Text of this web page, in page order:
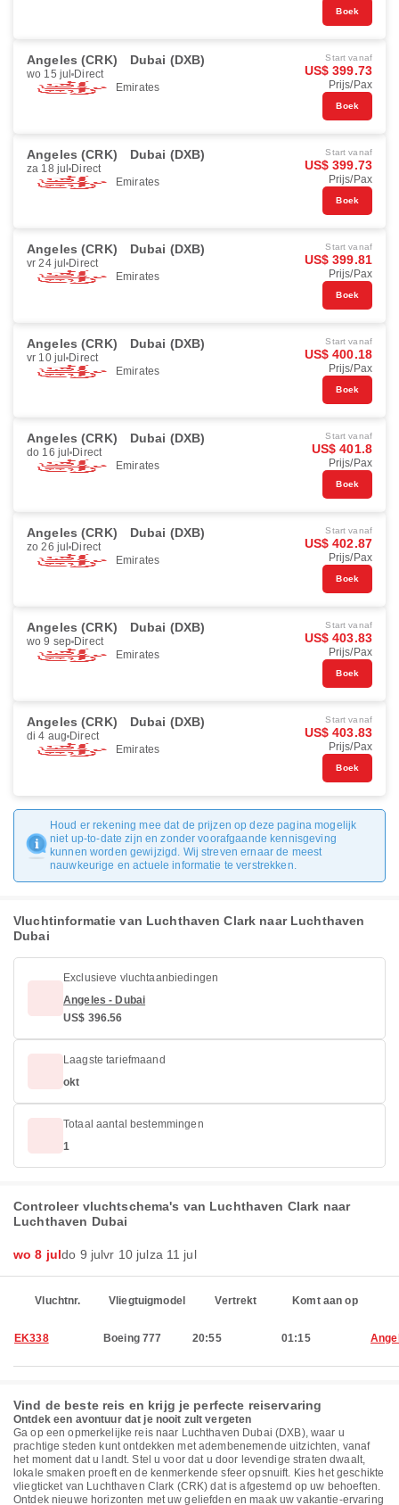
Boek
Angeles (CRK) Dubai (DXB)
wo 15 jul Direct
Emirates
Start vanaf
US$ 399.73
Prijs/Pax
Boek
Angeles (CRK) Dubai (DXB)
za 18 jul Direct
Emirates
Start vanaf
US$ 399.73
Prijs/Pax
Boek
Angeles (CRK) Dubai (DXB)
vr 24 jul Direct
Emirates
Start vanaf
US$ 399.81
Prijs/Pax
Boek
Angeles (CRK) Dubai (DXB)
vr 10 jul Direct
Emirates
Start vanaf
US$ 400.18
Prijs/Pax
Boek
Angeles (CRK) Dubai (DXB)
do 16 jul Direct
Emirates
Start vanaf
US$ 401.8
Prijs/Pax
Boek
Angeles (CRK) Dubai (DXB)
zo 26 jul Direct
Emirates
Start vanaf
US$ 402.87
Prijs/Pax
Boek
Angeles (CRK) Dubai (DXB)
wo 9 sep Direct
Emirates
Start vanaf
US$ 403.83
Prijs/Pax
Boek
Angeles (CRK) Dubai (DXB)
di 4 aug Direct
Emirates
Start vanaf
US$ 403.83
Prijs/Pax
Boek
Houd er rekening mee dat de prijzen op deze pagina mogelijk
niet up-to-date zijn en zonder voorafgaande kennisgeving
kunnen worden gewijzigd. Wij streven ernaar de meest
nauwkeurige en actuele informatie te verstrekken.
Vluchtinformatie van Luchthaven Clark naar Luchthaven
Dubai
Exclusieve vluchtaanbiedingen
Angeles - Dubai
US$ 396.56
Laagste tariefmaand
okt
Totaal aantal bestemmingen
1
Controleer vluchtschema's van Luchthaven Clark naar
Luchthaven Dubai
wo 8 juldo 9 julvr 10 julza 11 jul
Vluchtnr. Vliegtuigmodel Vertrekt Komt aan op
EK338 Boeing 777 20:55 01:15
Vind de beste reis en krijg je perfecte reiservaring
Ontdek een avontuur dat je nooit zult vergeten
Ga op een opmerkelijke reis naar Luchthaven Dubai (DXB), waar u
prachtige steden kunt ontdekken met adembenemende uitzichten, vanaf
het moment dat u landt. Stel u voor dat u door levendige straten dwaalt,
lokale smaken proeft en de kenmerkende sfeer opsnuift. Kies het geschikte
vliegticket van Luchthaven Clark (CRK) dat is afgestemd op uw behoeften.
Ontdek nieuwe horizonten met uw geliefden en maak uw vakantie-ervaring